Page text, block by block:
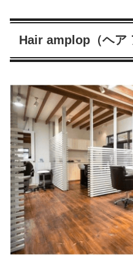
Hair amplop（ヘア